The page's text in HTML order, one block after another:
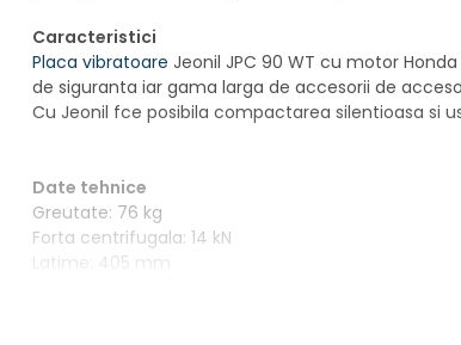
Caracteristici
Placa vibratoare Jeonil JPC 90 WT cu motor
de siguranta iar gama larga de accesorii de
Cu Jeonil fce posibila compactarea silentioasa si
Date tehnice
Greutate: 76 kg
Forta centrifugala: 14 kN
Latime: 405 mm